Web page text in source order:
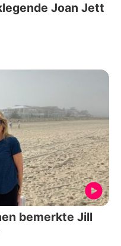
Joan Jett
bemerkte Jill